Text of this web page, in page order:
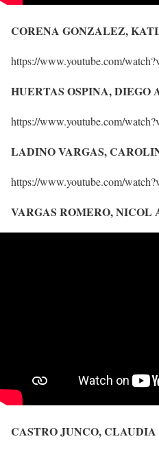
CORENA GONZALEZ,
https://www.youtube.com/
HUERTAS OSPINA, DIEGO
https://www.youtube.com/
LADINO VARGAS,
https://www.youtube.com/
VARGAS ROMERO, NICOL
CASTRO JUNCO, CLAUDIA